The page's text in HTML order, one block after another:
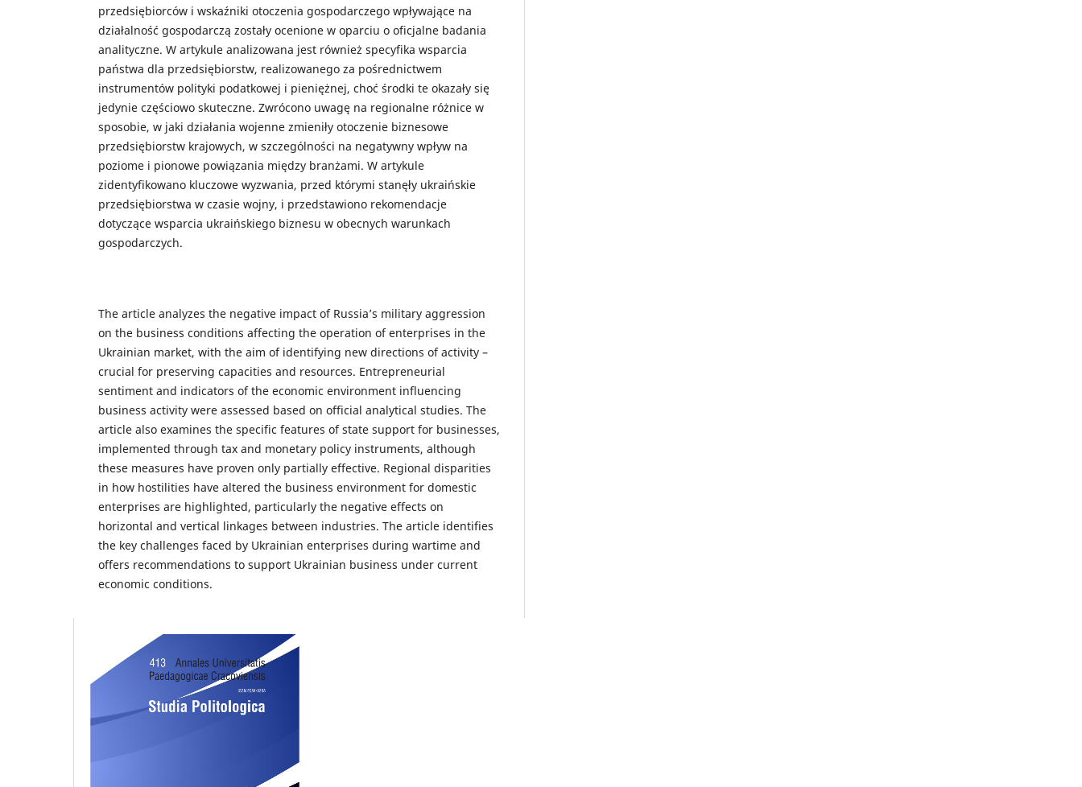
przedsiębiorców i wskaźniki otoczenia gospodarczego wpływające na
działalność gospodarczą zostały ocenione w oparciu o oficjalne badania
analityczne. W artykule analizowana jest również specyfika wsparcia
państwa dla przedsiębiorstw, realizowanego za pośrednictwem
instrumentów polityki podatkowej i pieniężnej, choć środki te okazały się
jedynie częściowo skuteczne. Zwrócono uwagę na regionalne różnice w
sposobie, w jaki działania wojenne zmieniły otoczenie biznesowe
przedsiębiorstw krajowych, w szczególności na negatywny wpływ na
poziome i pionowe powiązania między branżami. W artykule
zidentyfikowano kluczowe wyzwania, przed którymi stanęły ukraińskie
przedsiębiorstwa w czasie wojny, i przedstawiono rekomendacje
dotyczące wsparcia ukraińskiego biznesu w obecnych warunkach
gospodarczych.
The article analyzes the negative impact of Russia’s military aggression
on the business conditions affecting the operation of enterprises in the
Ukrainian market, with the aim of identifying new directions of activity –
crucial for preserving capacities and resources. Entrepreneurial
sentiment and indicators of the economic environment influencing
business activity were assessed based on official analytical studies. The
article also examines the specific features of state support for businesses,
implemented through tax and monetary policy instruments, although
these measures have proven only partially effective. Regional disparities
in how hostilities have altered the business environment for domestic
enterprises are highlighted, particularly the negative effects on
horizontal and vertical linkages between industries. The article identifies
the key challenges faced by Ukrainian enterprises during wartime and
offers recommendations to support Ukrainian business under current
economic conditions.